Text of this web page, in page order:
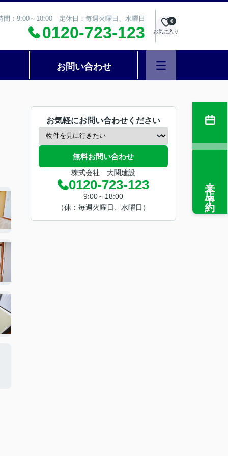
間：9:00～18:00 定休日：毎週火曜日、水曜日
0120-723-123 お気に入り
0
お問い合わせ
お気軽にお問い合わせください
無料お問い合わせ
株式会社 大関建設
0120-723-123
9:00～18:00
（休：毎週火曜日、水曜日）
来店予約